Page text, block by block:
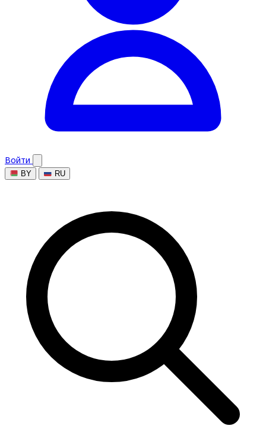
Войти
BY RU